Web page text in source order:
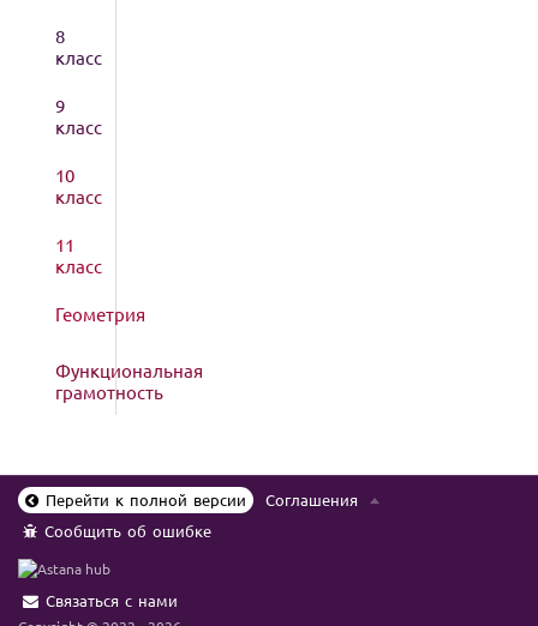
8
класс
9
класс
10
класс
11
класс
Геометрия
Функциональная
грамотность
Перейти к полной версии
Соглашения
Сообщить об ошибке
Связаться с нами